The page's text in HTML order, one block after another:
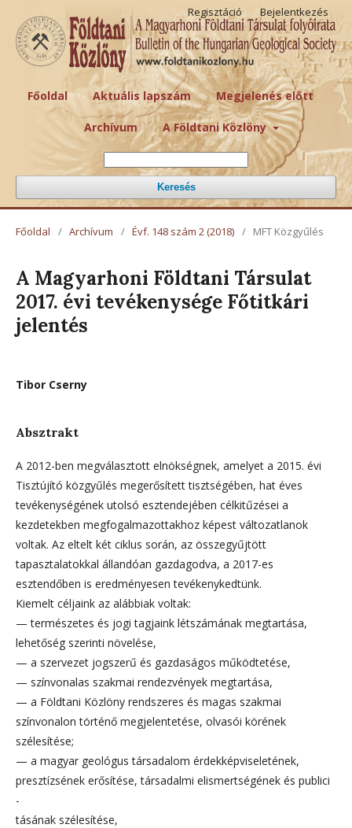
Főoldal Aktuális lapszám Megjelenés előtt
Archívum A Földtani Közlöny
Keresés
Regisztáció Bejelentkezés
Főoldal / Archívum / Évf. 148 szám 2 (2018) / MFT Közgyűlés
A Magyarhoni Földtani Társulat
2017. évi tevékenysége Főtitkári
jelentés
Tibor Cserny
Absztrakt
A 2012-ben megválasztott elnökségnek, amelyet a 2015. évi
Tisztújító közgyűlés megerősített tisztségében, hat éves
tevékenységének utolsó esztendejében célkitűzései a
kezdetekben megfogalmazottakhoz képest változatlanok
voltak. Az eltelt két ciklus során, az összegyűjtött
tapasztalatokkal állandóan gazdagodva, a 2017-es
esztendőben is eredményesen tevékenykedtünk.
Kiemelt céljaink az alábbiak voltak:
— természetes és jogi tagjaink létszámának megtartása,
lehetőség szerinti növelése,
— a szervezet jogszerű és gazdaságos működtetése,
— színvonalas szakmai rendezvények megtartása,
— a Földtani Közlöny rendszeres és magas szakmai
színvonalon történő megjelentetése, olvasói körének
szélesítése;
— a magyar geológus társadalom érdekképviseletének,
presztízsének erősítése, társadalmi elismertségének és publici
-
tásának szélesítése,